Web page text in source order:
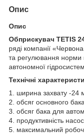
Опис
Опис
Обприскувач TETIS
ряді компанії
та регулювання норми
автономної
Технічні
1. ширина захвату -24
2. обсяг основного
3. обсяг бака для
4. продуктивність
5. максимальний